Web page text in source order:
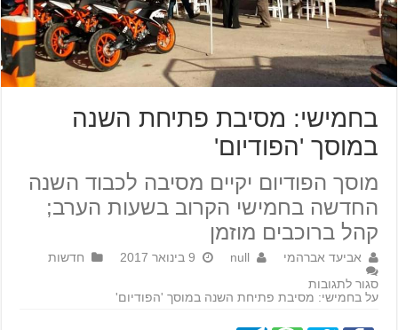
בחמישי: מסיבת פתיחת השנה
במוסך 'הפודיום'
מוסך הפודיום יקיים מסיבה לכבוד השנה
החדשה בחמישי הקרוב בשעות הערב;
קהל ברוכבים מוזמן
אביעד אברהמי null 9 בינואר 2017
חדשות
סגור לתגובות
על בחמישי: מסיבת פתיחת השנה במוסך 'הפודיום'